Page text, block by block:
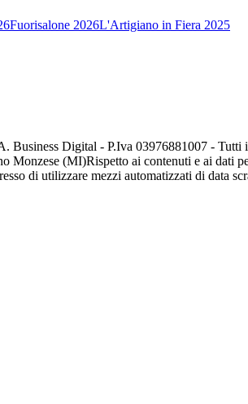
Fuorisalone 2026L'Artigiano in Fiera 2025
Business Digital - P.Iva 03976881007 -
Monzese (MI)Rispetto ai contenuti e ai dati
di utilizzare mezzi automatizzati di data